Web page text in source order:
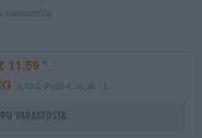
saatavilla
11,59
0,33 L Pullo € 30,36 / L
varastosta